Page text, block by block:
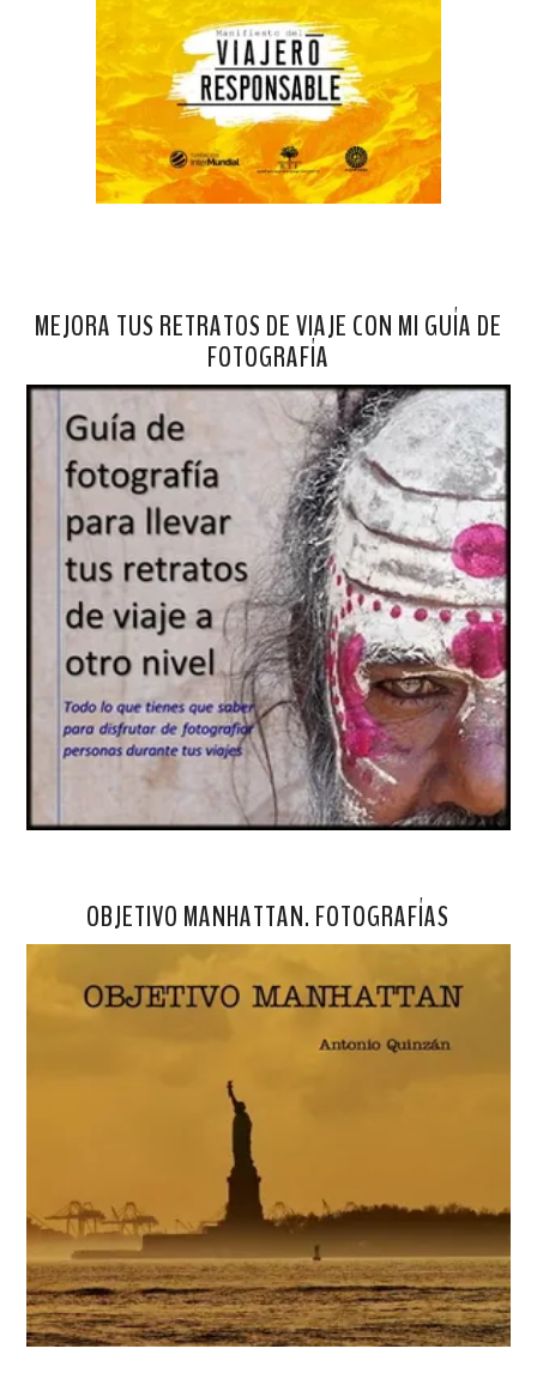
MEJORA TUS RETRATOS DE VIAJE CON MI GUÍA DE
FOTOGRAFÍA
OBJETIVO MANHATTAN. FOTOGRAFÍAS